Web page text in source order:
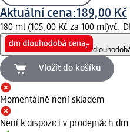
Aktuální cena:189,00 Kč
180 ml (105,00 Kč za 100 ml)vč.
Vložit do košíku
Momentálně není skladem
Není k dispozici v prodejnách dm